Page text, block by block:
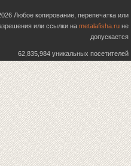
Любое копирование, перепечатка или
или ссылки на metalafisha.ru не
допускается
62,835,984 уникальных посетителей